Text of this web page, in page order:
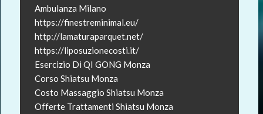
Ambulanza Milano
https://finestreminimal.eu/
http://lamaturaparquet.net/
https://liposuzionecosti.it/
Esercizio Di QI GONG Monza
Corso Shiatsu Monza
Costo Massaggio Shiatsu Monza
Offerte Trattamenti Shiatsu Monza